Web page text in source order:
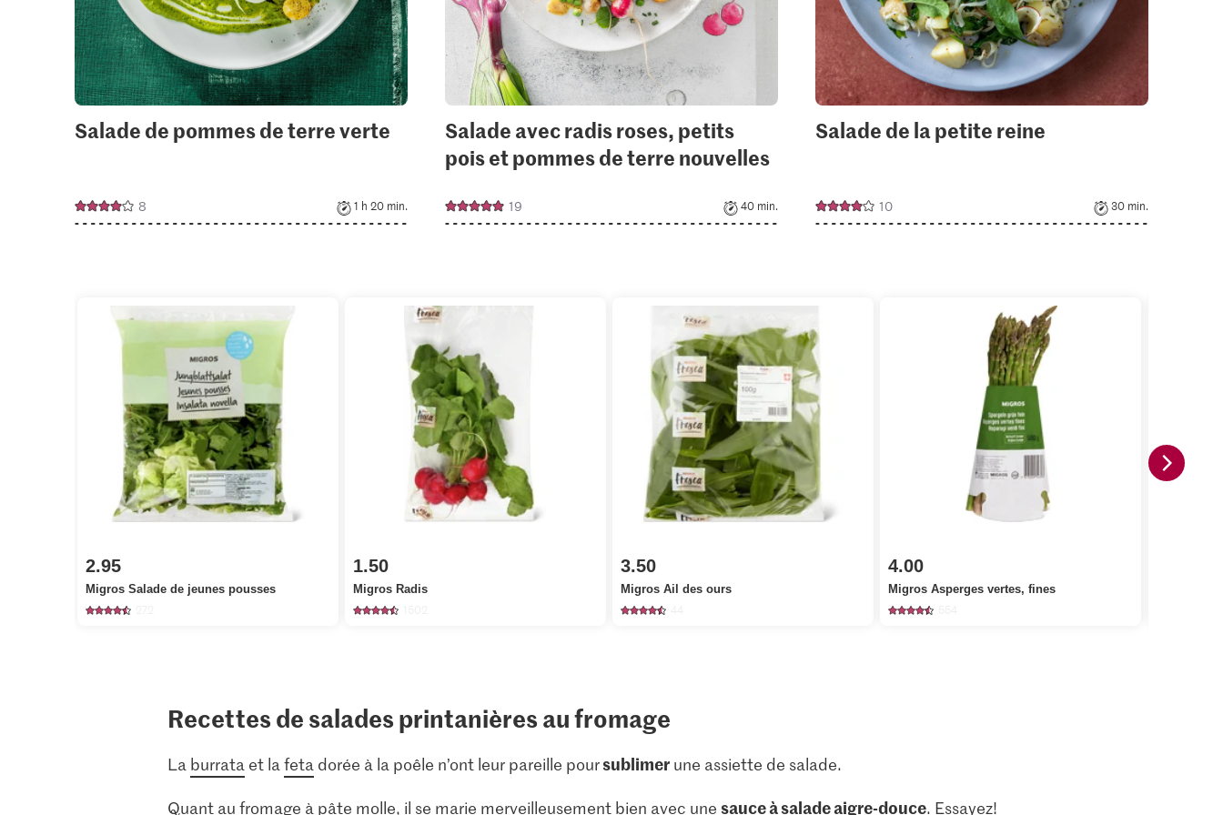
Salade de pommes de terre verte
8 1 h 20 min.
Salade avec radis roses, petits
pois et pommes de terre nouvelles
19 40 min.
Salade de la petite reine
10 30 min.
2.95
Migros Salade de jeunes pousses
1.50
Migros Radis
3.50
Migros Ail des ours
4.00
Migros Asperges vertes, fines
Recettes de salades printanières au fromage
La burrataet lafetadorée à la poêle n’ont leur pareille poursublimerune assiette de salade.
Quant au fromage à pâte molle, il se marie merveilleusement bien avec une sauce à salade aigre-douce. Essayez!